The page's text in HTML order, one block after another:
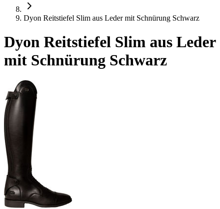
Dyon Reitstiefel Slim aus Leder mit Schnürung Schwarz
Dyon Reitstiefel Slim aus Leder
mit Schnürung Schwarz